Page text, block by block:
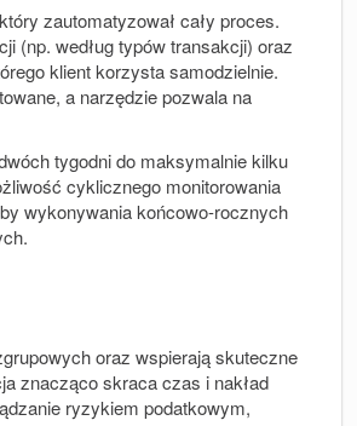
zautomatyzował cały proces.
(np. według typów transakcji) oraz
klient korzysta samodzielnie.
a narzędzie pozwala na
tygodni do maksymalnie kilku
cyklicznego monitorowania
wykonywania końcowo-rocznych
oraz wspierają skuteczne
znacząco skraca czas i nakład
ryzykiem podatkowym,